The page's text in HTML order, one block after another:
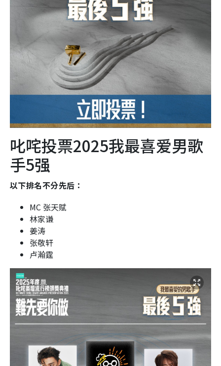
叱咤投票2025我最喜爱男歌
手5强
以下排名不分先后：
MC 张天赋
林家谦
姜涛
张敬轩
卢瀚霆